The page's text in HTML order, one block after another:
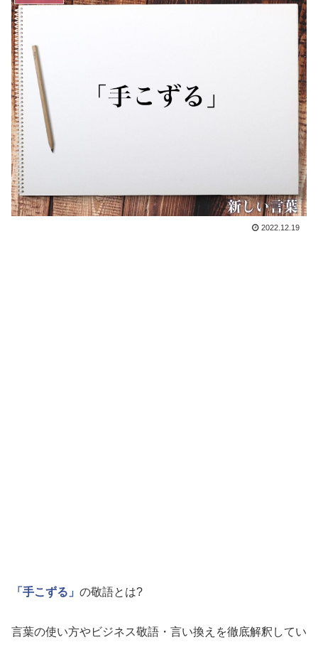
2022.12.19
「手こずる」 の敬語とは?
言葉の使い方やビジネス敬語・言い換えを徹底解釈してい